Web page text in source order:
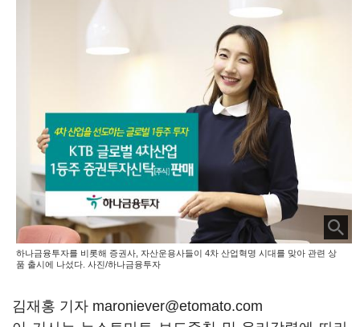
하나금융투자를 비롯해 증권사, 자산운용사들이 4차 산업혁명 시대를 맞아 관련 상
품 출시에 나섰다. 사진/하나금융투자
김재홍 기자 maroniever@etomato.com